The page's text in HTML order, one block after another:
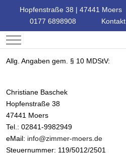
Hopfenstraße 38 | 47441 Moers
0177 6898908
Kontakt
Mobile Menu Toggle
Allg. Angaben gem. § 10 MDStV:
Christiane Baschek
Hopfenstraße 38
47441 Moers
Tel.: 02841-9982949
eMail: info@zimmer-moers.de
Steuernummer: 119/5012/2501